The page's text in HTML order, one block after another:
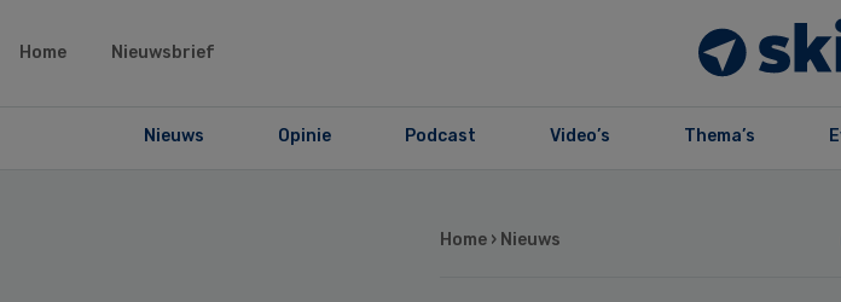
Home Nieuwsbrief
Nieuws Opinie Podcast Video’s Thema’s
Home › Nieuws